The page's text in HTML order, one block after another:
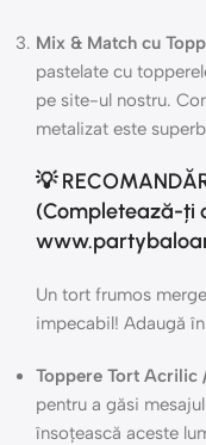
Mix & Match cu
pastelate cu
pe site-ul nostru.
metalizat este
💡
(Completează-ți
Un tort frumos
impecabil! Adaugă
Toppere Tort Acrilic
pentru a găsi
însoțească aceste